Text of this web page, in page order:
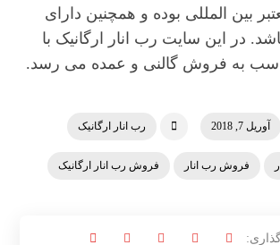
بین المللی بوده و همچنین دارای
در این سایت رب انار ارگانیک با
به فروش گالنی و عمده می رسد.
آوریل 7, 2018 رب انار ارگانیک
فروش رب انار فروش رب انار ارگانیک